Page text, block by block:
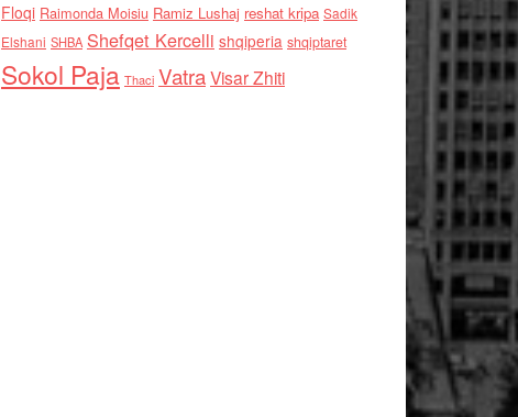
Floqi Raimonda Moisiu Ramiz Lushaj reshat kripa Sadik
Elshani SHBA Shefqet Kercelli shqiperia shqiptaret
Sokol Paja Thaci VatraVisar Zhiti